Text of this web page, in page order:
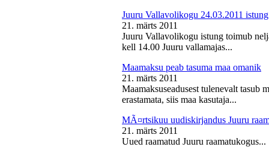
Juuru Vallavolikogu 24.03.2011 istung
21. märts 2011
Juuru Vallavolikogu istung toimub
kell 14.00 Juuru vallamajas...
Maamaksu peab tasuma maa omanik
21. märts 2011
Maamaksuseadusest tulenevalt tasub
erastamata, siis maa kasutaja...
MÃ¤rtsikuu uudiskirjandus Juuru
21. märts 2011
Uued raamatud Juuru raamatukogus...